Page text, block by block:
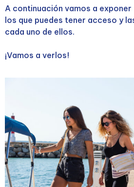
A continuación vamos a
los que puedes tener acceso y
cada uno de ellos.
¡Vamos a verlos!